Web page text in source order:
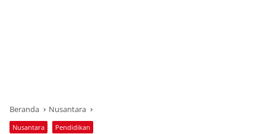
Beranda Nusantara
Nusantara Pendidikan